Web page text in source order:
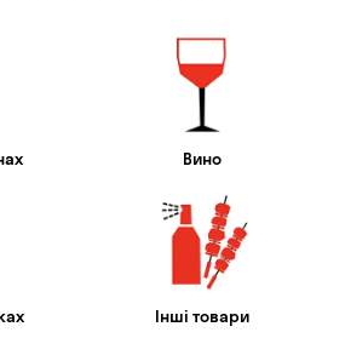
Вино
Інші товари